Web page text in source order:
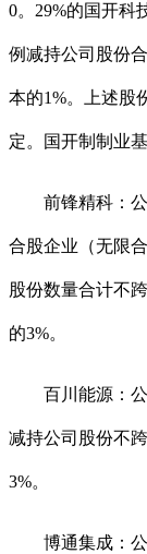
0。29%的国开科
例减持公司股份
本的1%。上述股
定。国开制制业
前锋精科：公
合股企业（无限
股份数量合计不
的3%。
百川能源：公
减持公司股份不
3%。
博通集成：公